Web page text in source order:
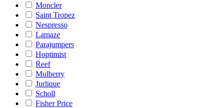
Moncler
Saint Tropez
Nespresso
Lamaze
Parajumpers
Hoptimist
Reef
Mulberry
Jurlique
Scholl
Fisher Price